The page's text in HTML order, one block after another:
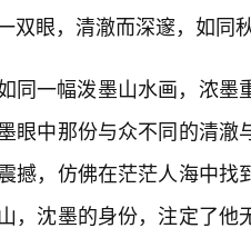
双眼，清澈而深邃，如同
同一幅泼墨山水画，浓墨
眼中那份与众不同的清
撼，仿佛在茫茫人海中
，沈墨的身份，注定了